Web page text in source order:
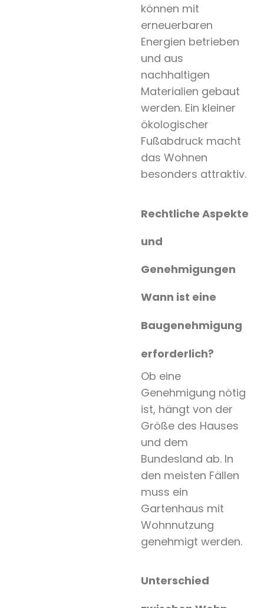
können mit
erneuerbaren
Energien betrieben
und aus
nachhaltigen
Materialien gebaut
werden. Ein kleiner
ökologischer
Fußabdruck macht
das Wohnen
besonders attraktiv.
Rechtliche Aspekte
und
Genehmigungen
Wann ist eine
Baugenehmigung
erforderlich?
Ob eine
Genehmigung nötig
ist, hängt von der
Größe des Hauses
und dem
Bundesland ab. In
den meisten Fällen
muss ein
Gartenhaus mit
Wohnnutzung
genehmigt werden.
Unterschied